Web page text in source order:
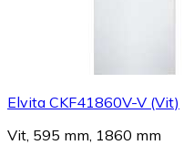
Elvita CKF41860V-V (Vit)
Vit, 595 mm, 1860 mm